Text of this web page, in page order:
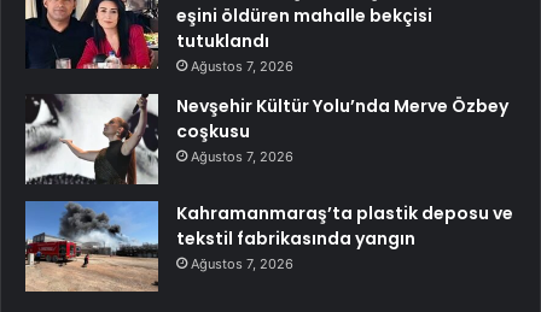
eşini öldüren mahalle bekçisi
tutuklandı
Ağustos 7, 2026
Nevşehir Kültür Yolu’nda Merve Özbey
coşkusu
Ağustos 7, 2026
Kahramanmaraş’ta plastik deposu ve
tekstil fabrikasında yangın
Ağustos 7, 2026